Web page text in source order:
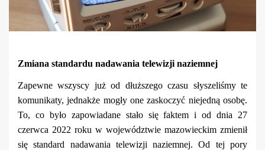
Zmiana standardu nadawania telewizji naziemnej
Zapewne wszyscy już od dłuższego czasu słyszeliśmy te
komunikaty, jednakże mogły one zaskoczyć niejedną osobę.
To, co było zapowiadane stało się faktem i od dnia 27
czerwca 2022 roku w województwie mazowieckim zmienił
się standard nadawania telewizji naziemnej. Od tej pory